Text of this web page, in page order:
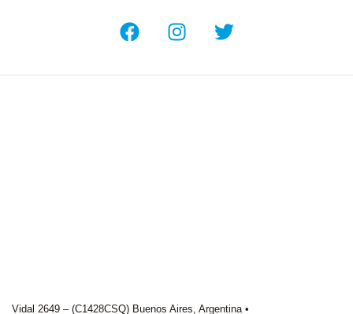
Vidal 2649 – (C1428CSQ) Buenos Aires, Argentina •